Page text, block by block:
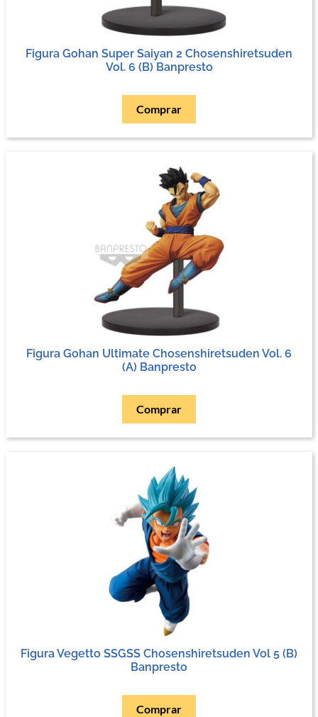
Figura Gohan Super Saiyan 2 Chosenshiretsuden
Vol. 6 (B) Banpresto
Comprar
Figura Gohan Ultimate Chosenshiretsuden Vol. 6
(A) Banpresto
Comprar
Figura Vegetto SSGSS Chosenshiretsuden Vol 5 (B)
Banpresto
Comprar